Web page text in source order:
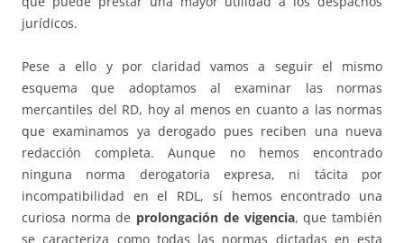
jurídicos.
Pese a ello y por claridad vamos a seguir el mismo
esquema que adoptamos al examinar las normas
mercantiles del RD, hoy al menos en cuanto a las normas
que examinamos ya derogado pues reciben una nueva
redacción completa. Aunque no hemos encontrado
ninguna norma derogatoria expresa, ni tácita por
incompatibilidad en el RDL, sí hemos encontrado una
curiosa norma de prolongación de vigencia, que también
se caracteriza como todas las normas dictadas en esta